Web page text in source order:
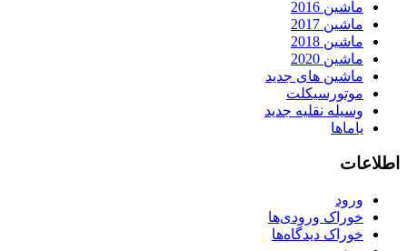
ماشین 2016
ماشین 2017
ماشین 2018
ماشین 2020
ماشین های جدید
موتورسیکلت
وسیله نقلیه جدید
یاماها
اطلاعات
ورود
خوراک ورودی‌ها
خوراک دیدگاه‌ها